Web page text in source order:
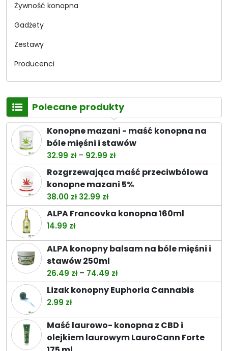
Żywność konopna
Gadżety
Zestawy
Producenci
Polecane produkty
Konopne mazani - maść konopna na
bóle mięśni i stawów
32.99 zł – 92.99 złZakres
cen:
od
do
92.99 zł
Rozgrzewająca maść przeciwbólowa
konopne mazani 5%
38.00 zł Pierwotna
cena
32.99 złAktualna
cena
ALPA Francovka konopna 160ml
14.99 zł
ALPA konopny balsam na bóle mięśni i
stawów 250ml
26.49 zł – 74.49 złZakres
cen:
od
do
74.49 zł
Lizak konopny Euphoria Cannabis
2.99 zł
Maść laurowo- konopna z CBD i
olejkiem laurowym LauroCann Forte